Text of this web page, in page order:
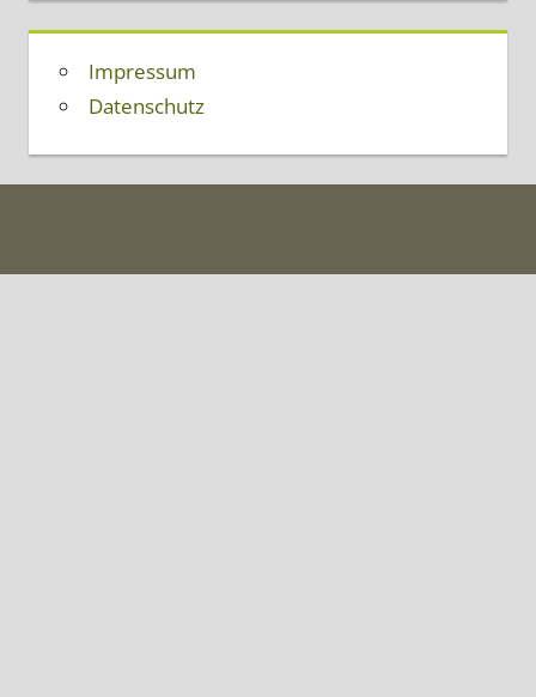
Impressum
Datenschutz